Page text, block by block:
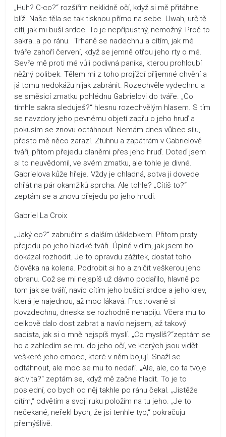
„Huh? C-co?“ rozšířím neklidně očí, když si mě přitáhne
blíž. Naše těla se tak tisknou přímo na sebe. Uwah, určitě
cítí, jak mi buší srdce. To je nepřípustný, nemožný. Proč to
sakra..a po ránu. Trhaně se nadechnu a cítím, jak mé
tváře zahoří červení, když se jemně otřou jeho rty o mé.
Sevře mě proti mé vůli podivná panika, kterou prohloubí
něžný polibek. Tělem mi z toho projíždí příjemné chvění a
já tomu nedokážu nijak zabránit. Rozechvěle vydechnu a
se směsicí zmatku pohlédnu Gabrielovi do tváře. „Co
tímhle sakra sleduješ?“ hlesnu rozechvělým hlasem. S tím
se navzdory jeho pevnému objetí zapřu o jeho hruď a
pokusím se znovu odtáhnout. Nemám dnes vůbec sílu,
přesto mě něco zarazí. Ztuhnu a zapátrám v Gabrielově
tváři, přitom přejedu dlaněmi přes jeho hruď. Doteď jsem
si to neuvědomil, ve svém zmatku, ale tohle je divné.
Gabrielova kůže hřeje. Vždy je chladná, sotva ji dovede
ohřát na pár okamžiků sprcha. Ale tohle? „Cítíš to?“
zeptám se a znovu přejedu po jeho hrudi.
Gabriel La Croix
„Jaký co?“ zabručím s dalším úšklebkem. Přitom prsty
přejedu po jeho hladké tváři. Úplně vidím, jak jsem ho
dokázal rozhodit. Je to opravdu zážitek, dostat toho
člověka na kolena. Podrobit si ho a zničit veškerou jeho
obranu. Což se mi nejspíš už dávno podařilo, hlavně po
tom jak se tváří, navíc cítím jeho bušící srdce a jeho krev,
která je najednou, až moc lákavá. Frustrovaně si
povzdechnu, dneska se rozhodně nenapiju. Včera mu to
celkově dalo dost zabrat a navíc nejsem, až takový
sadista, jak si o mně nejspíš myslí. „Co myslíš?“zeptám se
ho a zahledím se mu do jeho očí, ve kterých jsou vidět
veškeré jeho emoce, které v něm bojují. Snaží se
odtáhnout, ale moc se mu to nedaří. „Ale, ale, co ta tvoje
aktivita?“ zeptám se, když mě začne hladit. To je to
poslední, co bych od něj takhle po ránu čekal. „Jistěže
cítím,“ odvětím a svoji ruku položím na tu jeho. „Je to
nečekané, neřekl bych, že jsi tenhle typ,“ pokračuju
přemýšlivě.